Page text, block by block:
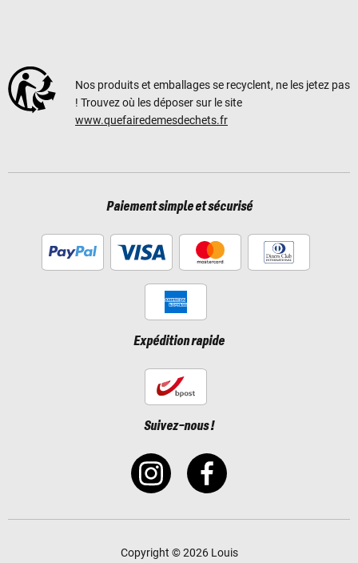
Nos produits et emballages se recyclent, ne les jetez pas
! Trouvez où les déposer sur le site
www.quefairedemesdechets.fr
Paiement simple et sécurisé
Expédition rapide
Suivez-nous !
Copyright © 2026 Louis